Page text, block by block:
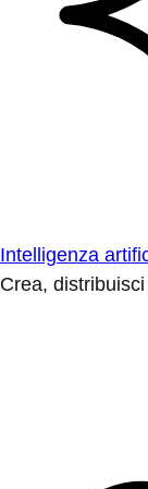
Intelligenza
Crea,